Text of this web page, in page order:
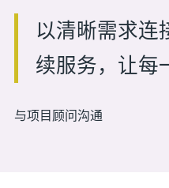
以清晰需求连
续服务，让每
与项目顾问沟通